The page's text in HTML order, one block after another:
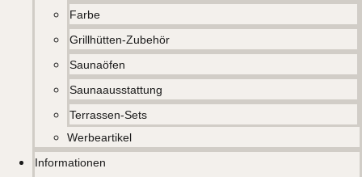
Farbe
Grillhütten-Zubehör
Saunaöfen
Saunaausstattung
Terrassen-Sets
Werbeartikel
Informationen